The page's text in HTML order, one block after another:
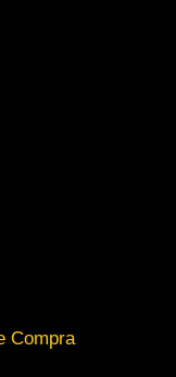
Compra